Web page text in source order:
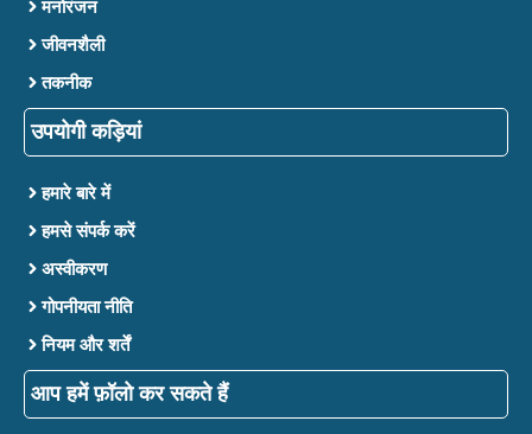
मनोरंजन
जीवनशैली
तकनीक
उपयोगी कड़ियां
हमारे बारे में
हमसे संपर्क करें
अस्वीकरण
गोपनीयता नीति
नियम और शर्तें
आप हमें फ़ॉलो कर सकते हैं